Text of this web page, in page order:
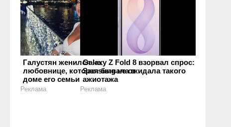
Галустян женился на
любовнице, которая бывала в
доме его семьи
Реклама
Galaxy Z Fold 8 взорвал спрос:
Samsung не ожидала такого
ажиотажа
Реклама